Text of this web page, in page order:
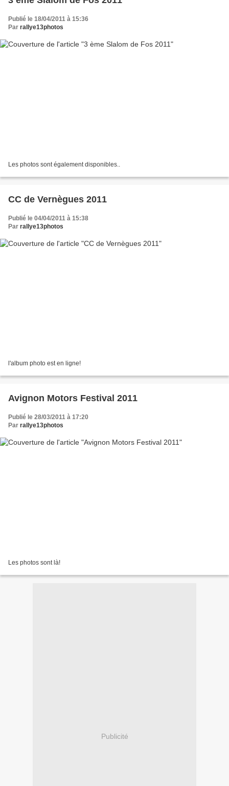
Publié le 18/04/2011 à 15:36
Par rallye13photos
Les photos sont également disponibles..
CC de Vernègues 2011
Publié le 04/04/2011 à 15:38
Par rallye13photos
l'album photo est en ligne!
Avignon Motors Festival 2011
Publié le 28/03/2011 à 17:20
Par rallye13photos
Les photos sont là!
Publicité